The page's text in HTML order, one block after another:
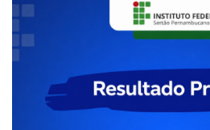
95/2026, para o curso de
turno noturno. O documento
inscrições dos candidatos
de…